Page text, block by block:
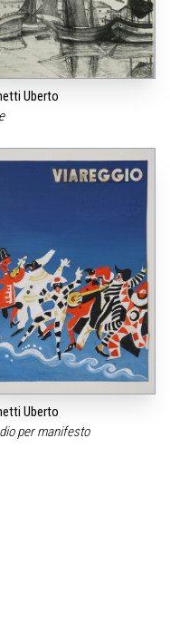
Uberto
Uberto
per manifesto